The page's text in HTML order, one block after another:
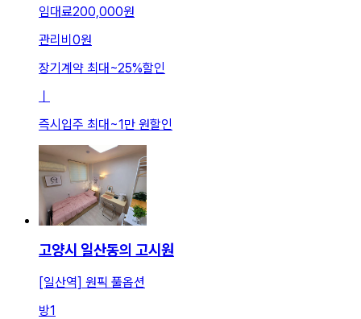
임대료200,000원
관리비 0원
장기계약 최대 ~25%할인
즉시입주 최대 ~1만 원할인
고양시 일산동의 고시원
[일산역] 원픽 풀옵션
방1